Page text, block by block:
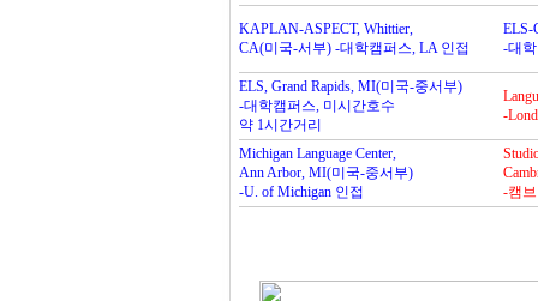
KAPLAN-ASPECT, Whittier,
CA(미국-서부) -대학캠퍼스, LA 인접
ELS-
-대
ELS, Grand Rapids, MI(미국-중서부)
-대학캠퍼스, 미시간호수
약 1시간거리
-
Michigan Language Center,
Ann Arbor, MI(미국-중서부)
-U. of Michigan 인접
-캠